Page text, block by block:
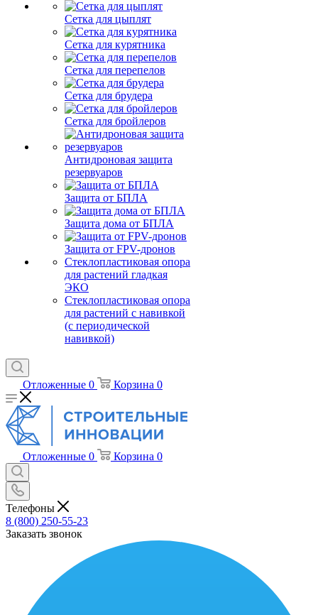
Сетка для цыплят
Сетка для курятника
Сетка для перепелов
Сетка для брудера
Сетка для бройлеров
Антидроновая защита
резервуаров
Защита от БПЛА
Защита дома от БПЛА
Защита от FPV-дронов
Стеклопластиковая опора
для растений гладкая
ЭКО
Стеклопластиковая опора
для растений с навивкой
(с периодической
навивкой)
Отложенные 0 Корзина 0
Отложенные 0 Корзина 0
Телефоны
8 (800) 250-55-23
Заказать звонок